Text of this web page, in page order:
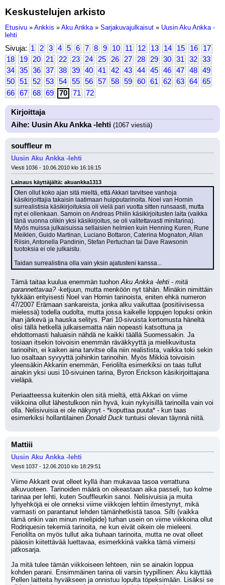
Keskustelujen arkisto
Etusivu » Ankkis » Aku Ankka » Sarjakuvajulkaisut » Uusin Aku Ankka -
lehti
Sivuja: 1 2 3 4 5 6 7 8 9 10 11 12 13 14 15 16
17
18
19 20 21 22 23 24 25 26 27 28 29 30 31 32
33
34
35 36 37 38 39 40 41 42 43 44 45 46 47 48
49
50
51 52 53 54 55 56 57 58 59 60 61 62 63 64
65
66
67 68 69 70 71 72
Kirjoittaja
Aihe: Uusin Aku Ankka -lehti (1067 viestiä)
souffleur m
Uusin Aku Ankka -lehti
Viesti 1036 - 10.06.2010 klo 16:16:15
Lainaus käyttäjältä: akuankka1313
Olen ollut koko ajan sitä mieltä, että Akkari tarvitsee vanhoja
käsikirjoittajia takaisin laatimaan huipputarinoita. Noel van Hornin
surrealistisia käsikirjoituksia oli vielä pari vuotta sitten runsaasti, mutta
nyt ei ollenkaan. Samoin on Andreas Philin käsikirjoitusten laita (vaikka
tänä vuonna olikin yksi käsikirjoitus, se oli valitettavasti minitarina).
Myös muissa julkaisuissa sellaisien helmien kuin Henning Kuren, Rune
Meiklen, Guido Martinan, Luciano Bottaron, Caterina Mognaton, Allan
Riisin, Antonella Pandinin, Stefan Pertuchan tai Dave Rawsonin
tuotoksia ei ole julkaistu.
Taidan surrealistina olla vain yksin ajatusteni kanssa...
Tämä taitaa kuulua enemmän tuohon Aku Ankka -lehti - mitä
parannettavaa? -ketjuun, mutta menköön nyt tähän. Minäkin nimittäin
tykkään erityisesti Noel van Hornin tarinoista, eniten ehkä numeron
47/2007 Erämaan sankareista, jonka alku vaikuttaa (positiivisessa
mielessä) todella oudolta, mutta jossa kaikelle loppujen lopuksi onkin
ihan järkevä ja hauska selitys. Pari 10-sivuista kertomusta häneltä
olisi tällä hetkellä julkaisematta näin nopeasti katsottuna ja
ehdottomasti haluaisin nähdä ne kaikki täällä Suomessakin. Ja
tosiaan itsekin toivoisin enemmän räväkkyyttä ja mielikuvitusta
tarinoihin, ei kaiken aina tarvitse olla niin realistista, vaikka toki sekin
luo osaltaan syvyyttä joihinkin tarinoihin. Myös Mikkiä toivoisin
yleensäkin Akkariin enemmän, Feriolilta esimerkiksi on taas tullut
ainakin yksi uusi 10-sivuinen tarina, Byron Erickson käsikirjoittajana
vieläpä.
Periaatteessa kuitenkin olen sitä mieltä, että Akkari on viime
viikkoina ollut lähestulkoon niin hyvä, kuin nykyisillä tarinoilla vain voi
olla. Nelisivuisia ei ole näkynyt - *koputtaa puuta* - kun taas
esimerkiksi hollantilainen Donald Duck tuntuisi olevan täynnä niitä.
Mattiii
Uusin Aku Ankka -lehti
Viesti 1037 - 12.06.2010 klo 18:29:51
Viime Akkarit ovat olleet kyllä ihan mukavaa tasoa verrattuna
alkuvuoteen. Tarinoiden määrä on oikeastaan aika passeli, tuo kolme
tarinaa per lehti, kuten Souffleurkin sanoi. Nelisivuisia ja muita
lyhyehköjä ei ole onneksi viime viikkojen lehtiin ilmestynyt, mikä
varmasti on parantanut lehden tämänhetkistä tasoa. Silti (vaikka
tämä onkin vain minun mielipide) turhan usein on viime viikkoina ollut
Rodriquesin tekemiä tarinoita, ne kun eivät oikein ole mieleeni.
Feriolilta on myös tullut aika tiuhaan tarinoita, mutta ne ovat olleet
pääosin kiitettävää luettavaa, esimerkkinä vaikka tämä viimeisi
jatkosarja.
Ja mitä tulee tämän viikkoiseen lehteen, niin se ainakin loppua
kohden parani. Ensimmäinen tarina oli varsin tyypillinen: Aku käyttää
Pellen laitteita hyväkseen ja onnistuu lopulta töpeksimään. Lisäksi se